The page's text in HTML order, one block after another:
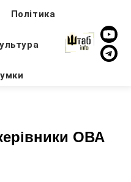
Політика
ОВА